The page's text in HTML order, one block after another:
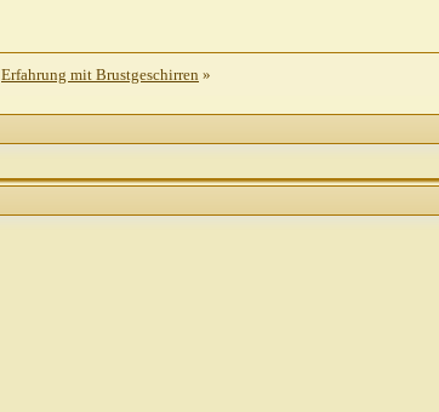
Erfahrung mit Brustgeschirren »